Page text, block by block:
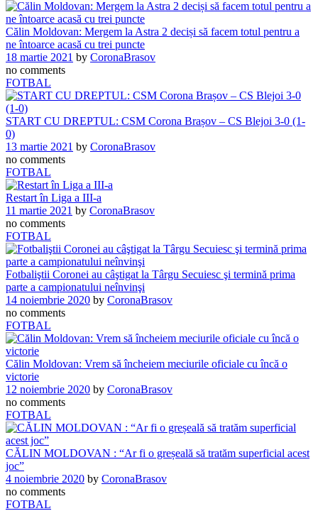
Călin Moldovan: Mergem la Astra 2 deciși să facem totul pentru a
ne întoarce acasă cu trei puncte
18 martie 2021 by CoronaBrasov
no comments
FOTBAL
START CU DREPTUL: CSM Corona Brașov – CS Blejoi 3-0 (1-
0)
13 martie 2021 by CoronaBrasov
no comments
FOTBAL
Restart în Liga a III-a
11 martie 2021 by CoronaBrasov
no comments
FOTBAL
Fotbaliştii Coronei au câştigat la Târgu Secuiesc şi termină prima
parte a campionatului neînvinşi
14 noiembrie 2020 by CoronaBrasov
no comments
FOTBAL
Călin Moldovan: Vrem să încheiem meciurile oficiale cu încă o
victorie
12 noiembrie 2020 by CoronaBrasov
no comments
FOTBAL
CĂLIN MOLDOVAN : “Ar fi o greșeală să tratăm superficial acest
joc”
4 noiembrie 2020 by CoronaBrasov
no comments
FOTBAL